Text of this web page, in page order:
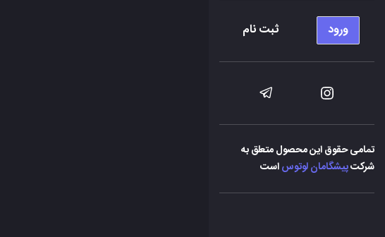
ورود ثبت نام
تمامی حقوق این محصول متعلق به
شرکتپیشگامان لوتوساست